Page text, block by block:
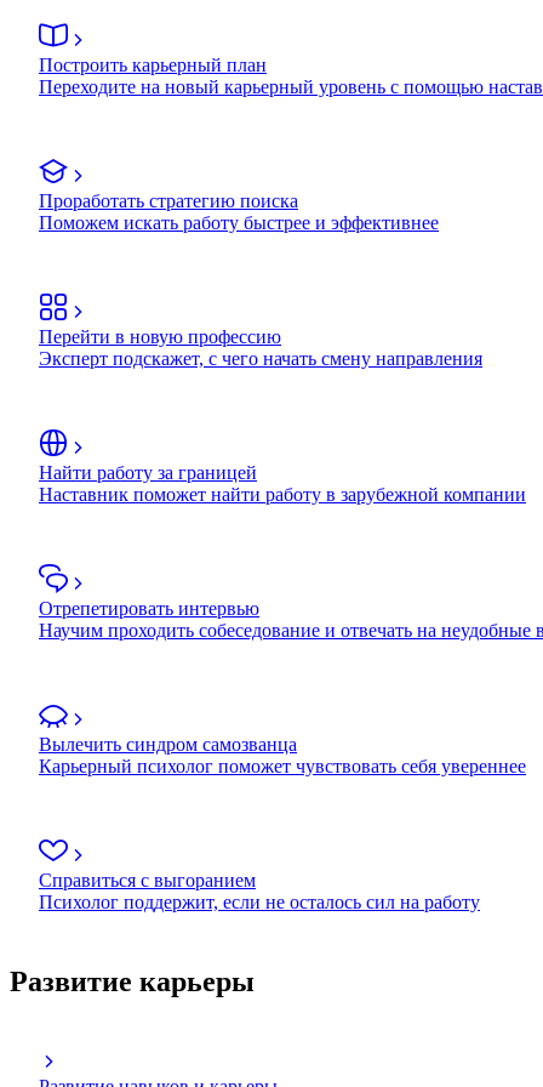
Построить карьерный план
Переходите на новый карьерный уровень с помощью
Проработать стратегию поиска
Поможем искать работу быстрее и эффективнее
Перейти в новую профессию
Эксперт подскажет, с чего начать смену направления
Найти работу за границей
Наставник поможет найти работу в зарубежной компании
Отрепетировать интервью
Научим проходить собеседование и отвечать на неудобные
Вылечить синдром самозванца
Карьерный психолог поможет чувствовать себя увереннее
Справиться с выгоранием
Психолог поддержит, если не осталось сил на работу
Развитие карьеры